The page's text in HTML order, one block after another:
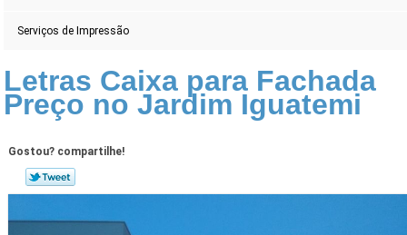
Serviços de Impressão
Letras Caixa para Fachada
Preço no Jardim Iguatemi
Gostou? compartilhe!